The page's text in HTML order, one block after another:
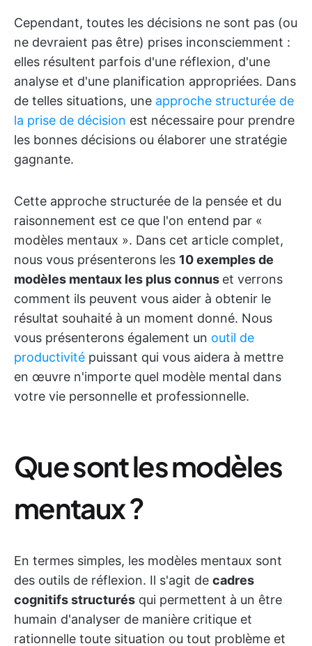
Cependant, toutes les décisions ne sont pas (ou
ne devraient pas être) prises inconsciemment :
elles résultent parfois d'une réflexion, d'une
analyse et d'une planification appropriées. Dans
de telles situations, une approche structurée de
la prise de décision est nécessaire pour prendre
les bonnes décisions ou élaborer une stratégie
gagnante.
Cette approche structurée de la pensée et du
raisonnement est ce que l'on entend par «
modèles mentaux ». Dans cet article complet,
nous vous présenterons les 10 exemples de
modèles mentaux les plus connus et verrons
comment ils peuvent vous aider à obtenir le
résultat souhaité à un moment donné. Nous
vous présenterons également un outil de
productivité puissant qui vous aidera à mettre
en œuvre n'importe quel modèle mental dans
votre vie personnelle et professionnelle.
Que sont les modèles
mentaux ?
En termes simples, les modèles mentaux sont
des outils de réflexion. Il s'agit de cadres
cognitifs structurés qui permettent à un être
humain d'analyser de manière critique et
rationnelle toute situation ou tout problème et